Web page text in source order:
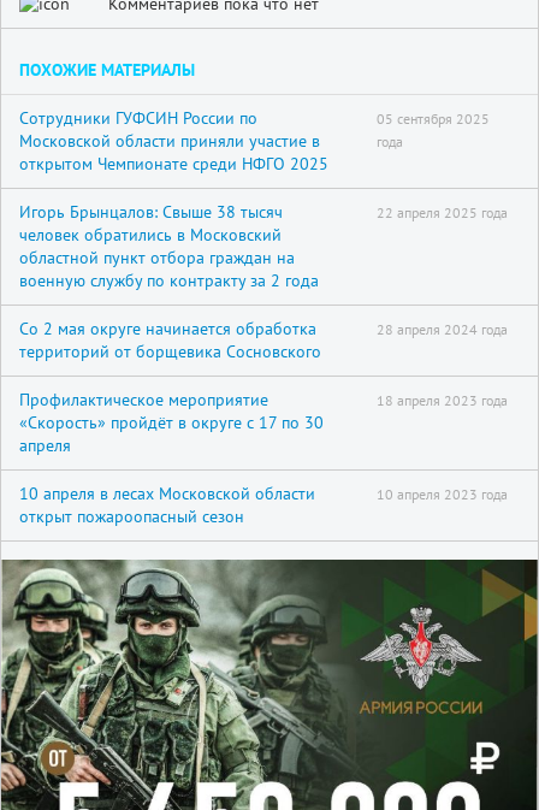
ПОХОЖИЕ МАТЕРИАЛЫ
Сотрудники ГУФСИН России по
Московской области приняли участие в
открытом Чемпионате среди НФГО 2025
05 сентября 2025
года
Игорь Брынцалов: Свыше 38 тысяч
человек обратились в Московский
областной пункт отбора граждан на
военную службу по контракту за 2 года
22 апреля 2025 года
Со 2 мая округе начинается обработка
территорий от борщевика Сосновского
28 апреля 2024 года
Профилактическое мероприятие
«Скорость» пройдёт в округе с 17 по 30
апреля
18 апреля 2023 года
10 апреля в лесах Московской области
открыт пожароопасный сезон
10 апреля 2023 года